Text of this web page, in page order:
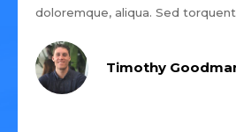
doloremque, aliqua. Sed
Timothy